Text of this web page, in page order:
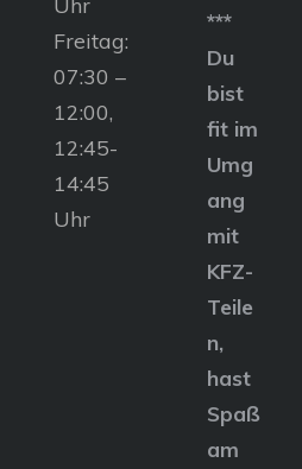
Freitag:
07:30 –
12:00,
12:45-
14:45
Uhr
***
Du
bist
fit im
Umg
ang
mit
KFZ-
Teile
n,
hast
Spaß
am